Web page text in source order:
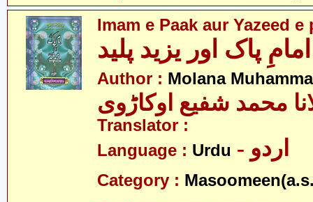
Imam e Paak aur Yazeed e
امامِ پاک اور یزید پلید
Author : Molana
محمد شفیع اوکاڑوی
Translator :
Language : Urdu - اردو
Category :